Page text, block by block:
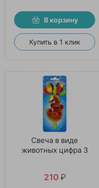
В корзину
Купить в 1 клик
Свеча в виде
животных цифра 3
210 ₽